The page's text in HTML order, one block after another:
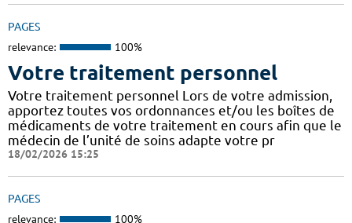
PAGES
relevance: 100%
Votre traitement personnel
Votre traitement personnel Lors de votre admission,
apportez toutes vos ordonnances et/ou les boîtes de
médicaments de votre traitement en cours afin que le
médecin de l’unité de soins adapte votre pr
18/02/2026 15:25
PAGES
relevance: 100%